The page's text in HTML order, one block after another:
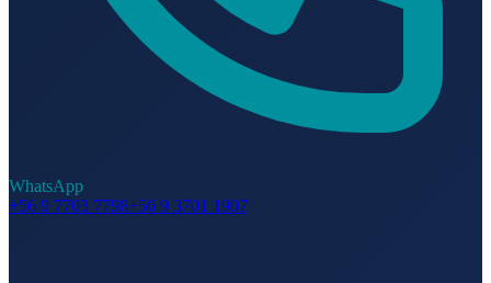
WhatsApp
+56 9 7703 7798+56 9 3701 1907